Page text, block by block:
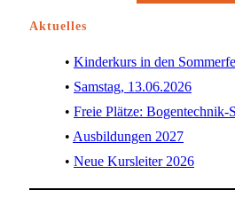
Aktuelles
Kinderkurs in den
Samstag, 13.06.2026
Freie Plätze: Bogentechnik-
Ausbildungen 2027
Neue Kursleiter 2026